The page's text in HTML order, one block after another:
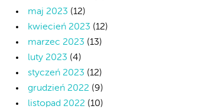
maj 2023 (12)
kwiecień 2023 (12)
marzec 2023 (13)
luty 2023 (4)
styczeń 2023 (12)
grudzień 2022 (9)
listopad 2022 (10)